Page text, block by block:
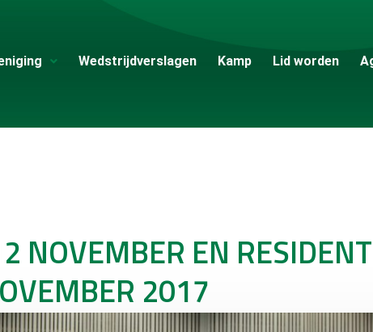
Wedstrijdverslagen Kamp Lid worden
NOVEMBER EN
2017